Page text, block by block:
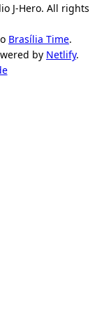
J-Hero. All rights
Brasília Time.
by Netlify.